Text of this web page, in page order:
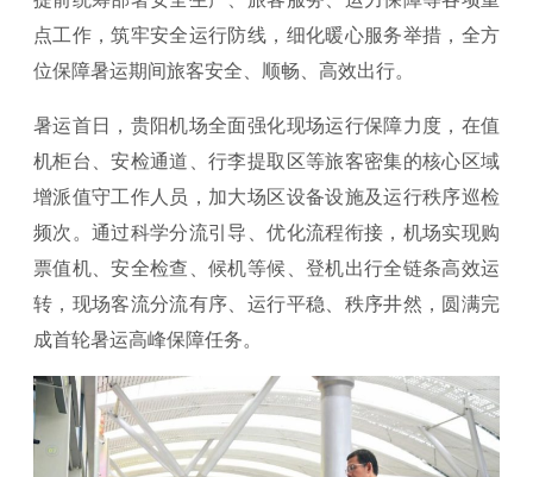
点工作，筑牢安全运行防线，细化暖心服务举措，全方
位保障暑运期间旅客安全、顺畅、高效出行。
暑运首日，贵阳机场全面强化现场运行保障力度，在值
机柜台、安检通道、行李提取区等旅客密集的核心区域
增派值守工作人员，加大场区设备设施及运行秩序巡检
频次。通过科学分流引导、优化流程衔接，机场实现购
票值机、安全检查、候机等候、登机出行全链条高效运
转，现场客流分流有序、运行平稳、秩序井然，圆满完
成首轮暑运高峰保障任务。